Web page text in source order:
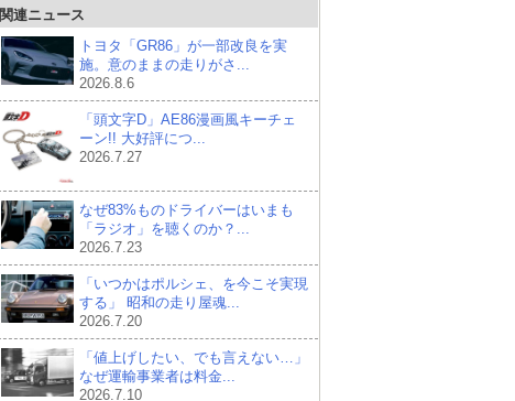
関連ニュース
トヨタ「GR86」が一部改良を実
施。意のままの走りがさ...
2026.8.6
「頭文字D」AE86漫画風キーチェ
ーン!! 大好評につ...
2026.7.27
なぜ83%ものドライバーはいまも
「ラジオ」を聴くのか？...
2026.7.23
「いつかはポルシェ、を今こそ実現
する」 昭和の走り屋魂...
2026.7.20
「値上げしたい、でも言えない…」
なぜ運輸事業者は料金...
2026.7.10